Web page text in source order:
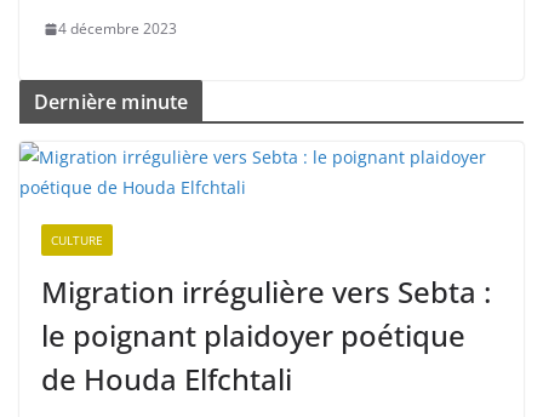
4 décembre 2023
Dernière minute
CULTURE
Migration irrégulière vers Sebta :
le poignant plaidoyer poétique
de Houda Elfchtali